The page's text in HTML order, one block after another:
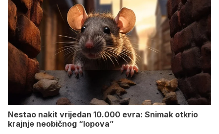
Nestao nakit vrijedan 10.000 evra: Snimak otkrio
krajnje neobičnog “lopova”